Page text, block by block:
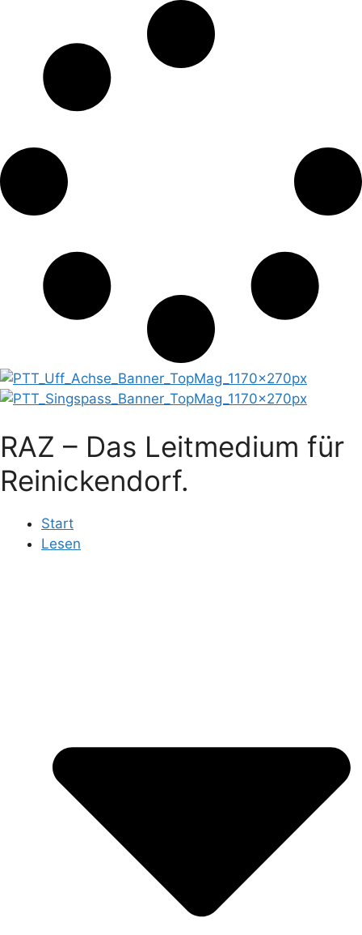
RAZ – Das Leitmedium für
Reinickendorf.
Start
Lesen